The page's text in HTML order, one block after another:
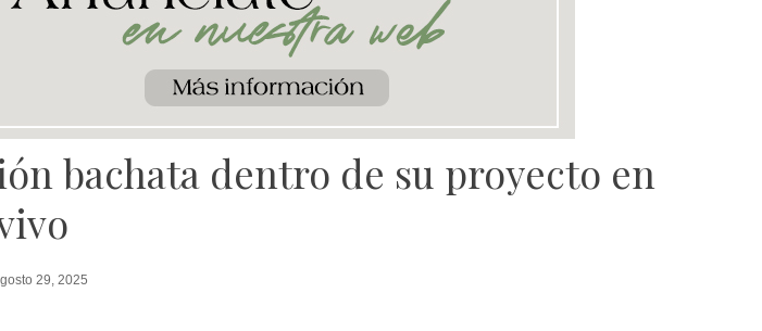
bachata dentro de su proyecto en
29, 2025